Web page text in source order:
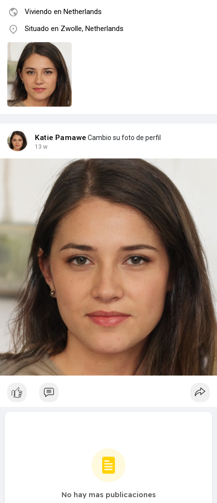
Viviendo en Netherlands
Situado en Zwolle, Netherlands
Katie Pamawe Cambio su foto de perfil
13 w
No hay mas publicaciones